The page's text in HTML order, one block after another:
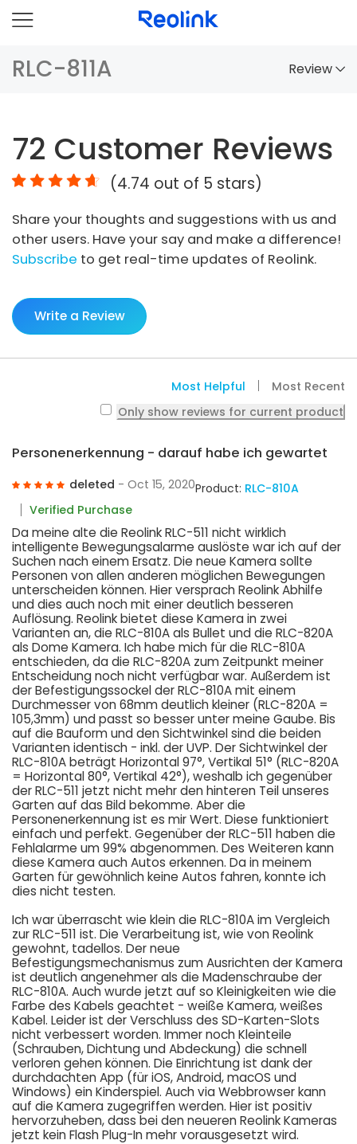
RLC-811A Review
Comparison
Accessories
Video
Specs
FAQs
72 Customer Reviews
(4.74 out of 5 stars)
Share your thoughts and suggestions with us and
other users. Have your say and make a difference!
Subscribe to get real-time updates of Reolink.
Write a Review
Most Helpful
Most Recent
Only show reviews for current product
Personenerkennung - darauf habe ich gewartet
deleted - Oct 15, 2020Product: RLC-810A
Verified Purchase
Da meine alte die Reolink RLC-511 nicht wirklich
intelligente Bewegungsalarme auslöste war ich auf der
Suchen nach einem Ersatz. Die neue Kamera sollte
Personen von allen anderen möglichen Bewegungen
unterscheiden können. Hier versprach Reolink Abhilfe
und dies auch noch mit einer deutlich besseren
Auflösung. Reolink bietet diese Kamera in zwei
Varianten an, die RLC-810A als Bullet und die RLC-820A
als Dome Kamera. Ich habe mich für die RLC-810A
entschieden, da die RLC-820A zum Zeitpunkt meiner
Entscheidung noch nicht verfügbar war. Außerdem ist
der Befestigungssockel der RLC-810A mit einem
Durchmesser von 68mm deutlich kleiner (RLC-820A =
105,3mm) und passt so besser unter meine Gaube. Bis
auf die Bauform und den Sichtwinkel sind die beiden
Varianten identisch - inkl. der UVP. Der Sichtwinkel der
RLC-810A beträgt Horizontal 97°, Vertikal 51° (RLC-820A
= Horizontal 80°, Vertikal 42°), weshalb ich gegenüber
der RLC-511 jetzt nicht mehr den hinteren Teil unseres
Garten auf das Bild bekomme. Aber die
Personenerkennung ist es mir Wert. Diese funktioniert
einfach und perfekt. Gegenüber der RLC-511 haben die
Fehlalarme um 99% abgenommen. Des Weiteren kann
diese Kamera auch Autos erkennen. Da in meinem
Garten für gewöhnlich keine Autos fahren, konnte ich
dies nicht testen.
Ich war überrascht wie klein die RLC-810A im Vergleich
zur RLC-511 ist. Die Verarbeitung ist, wie von Reolink
gewohnt, tadellos. Der neue
Befestigungsmechanismus zum Ausrichten der Kamera
ist deutlich angenehmer als die Madenschraube der
RLC-810A. Auch wurde jetzt auf so Kleinigkeiten wie die
Farbe des Kabels geachtet - weiße Kamera, weißes
Kabel. Leider ist der Verschluss des SD-Karten-Slots
nicht verbessert worden. Immer noch Kleinteile
(Schrauben, Dichtung und Abdeckung) die schnell
verloren gehen können. Die Einrichtung ist dank der
durchdachten App (für iOS, Android, macOS und
Windows) ein Kinderspiel. Auch via Webbrowser kann
auf die Kamera zugegriffen werden. Hier ist positiv
hervorzuheben, dass bei den neueren Reolink Kameras
jetzt kein Flash Plug-In mehr vorausgesetzt wird.